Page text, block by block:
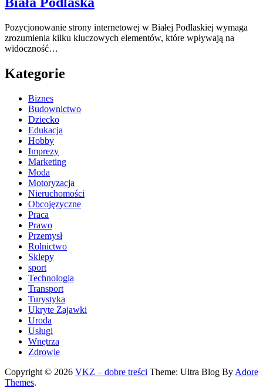
Pozycjonowanie strony internetowej w Białej Podlaskiej wymaga
zrozumienia kilku kluczowych elementów, które wpływają na
widoczność…
Kategorie
Biznes
Budownictwo
Dziecko
Edukacja
Hobby
Imprezy
Marketing
Moda
Motoryzacja
Nieruchomości
Obcojęzyczne
Praca
Prawo
Przemysł
Rolnictwo
Sklepy
sport
Technologia
Transport
Turystyka
Ukryte Zajawki
Uroda
Usługi
Wnętrza
Zdrowie
Copyright © 2026 VKZ – dobre treści Theme: Ultra Blog By Adore
Themes.